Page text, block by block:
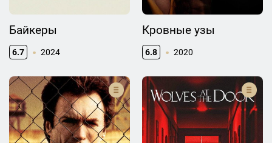
Байкеры
6.7 2024
Кровные узы
6.8 2020